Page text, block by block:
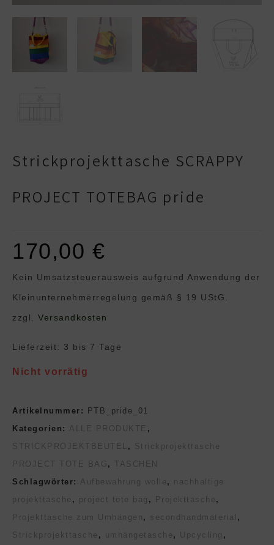
Strickprojekttasche SCRAPPY
PROJECT TOTEBAG pride
170,00 €
Kein Umsatzsteuerausweis aufgrund Anwendung der
Klein­unternehmer­regelung gemäß § 19 UStG.
zzgl. Versandkosten
Lieferzeit: 3 bis 7 Tage
Nicht vorrätig
Artikelnummer: PTB_pride_01
Kategorien: ALLE PRODUKTE ,
STRICKPROJEKTBEUTEL , Strickprojekttasche
PROJECT TOTE BAG , TASCHEN
Schlagwörter: Aufbewahrung wolle , nachhaltige
projekttasche , project tote bag , Projekttasche ,
Projekttasche zum Umhängen , secondhandmaterial ,
Strickprojekttasche , umhängetasche , Upcycling ,